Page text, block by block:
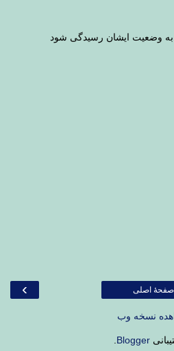
به وضعیت ایشان رسیدگی شود
› صفحهٔ اصلی
نسخه وب
Blogger